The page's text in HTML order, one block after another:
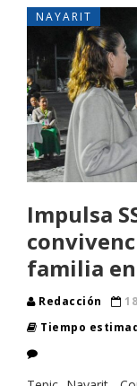
NAYARIT
Impulsa
familia en
Redacción
Tiempo